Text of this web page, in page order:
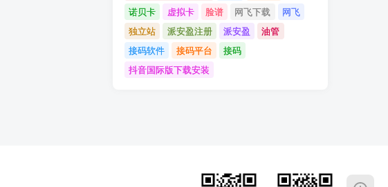
诺贝卡
虚拟卡 脸谱 网飞下载
网飞
独立站
派安盈注册 派安盈
油管
接码软件
接码平台
接码
抖音国际版下载安装